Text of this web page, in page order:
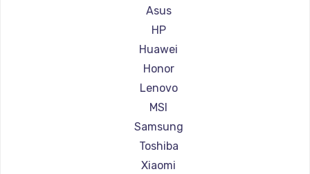
Ремонт ноутбуков Gigabyte
Ремонт ноутбуков Aorus
Ремонт ноутбуков Maibenben
Ремонт ноутбуков Getac
Ремонт ноутбуков Epson
Ремонт ноутбуков Philips
Ремонт ноутбуков LG
Ремонт ноутбуков Panasonic
Ремонт ноутбуков Irbis
Asus
HP
Huawei
Honor
Lenovo
MSI
Samsung
Toshiba
Xiaomi